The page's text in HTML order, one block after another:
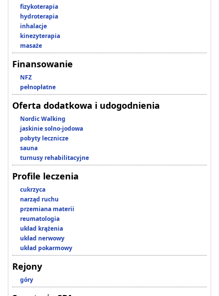
fizykoterapia
hydroterapia
inhalacje
kinezyterapia
masaże
Finansowanie
NFZ
pełnopłatne
Oferta dodatkowa i udogodnienia
Nordic Walking
jaskinie solno-jodowa
pobyty lecznicze
sauna
turnusy rehabilitacyjne
Profile leczenia
cukrzyca
narząd ruchu
przemiana materii
reumatologia
układ krążenia
układ nerwowy
układ pokarmowy
Rejony
góry